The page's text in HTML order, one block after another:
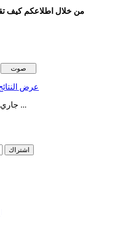
من خلال اطلاعكم كيف
عرض
جاري التحميل ...